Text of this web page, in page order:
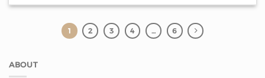
ABOUT
1 2 3 4 … 6